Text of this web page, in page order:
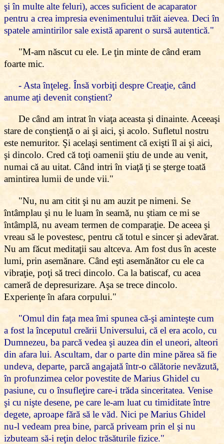
şi în multe alte feluri), acces suficient de acaparator
pentru a crea impresia evenimentului trăit aievea. Deci în
spatele amintirilor sale există aparent o sursă autentică."
"M-am născut cu ele. Le ţin minte de când eram
foarte mic.
- Asta înţeleg. Însă vorbiţi despre Creaţie, când
anume aţi devenit conştient?
De când am intrat în viaţa aceasta şi dinainte. Aceeaşi
stare de conştienţă o ai şi aici, şi acolo. Sufletul nostru
este nemuritor. Şi acelaşi sentiment că exişti îl ai şi aici,
şi dincolo. Cred că toţi oamenii ştiu de unde au venit,
numai că au uitat. Când intri în viaţă ţi se şterge toată
amintirea lumii de unde vii."
"Nu, nu am citit şi nu am auzit pe nimeni. Se
întâmplau şi nu le luam în seamă, nu ştiam ce mi se
întâmplă, nu aveam termen de comparaţie. De aceea şi
vreau să le povestesc, pentru că totul e sincer şi adevărat.
Nu am făcut meditaţii sau altceva. Am fost dus în aceste
lumi, prin asemănare. Când eşti asemănător cu ele ca
vibraţie, poţi să treci dincolo. Ca la batiscaf, cu acea
cameră de depresurizare. Aşa se trece dincolo.
Experienţe în afara corpului."
"Omul din faţa mea îmi spunea că-şi aminteşte cum
a fost la începutul creării Universului, că el era acolo, cu
Dumnezeu, ba parcă vedea şi auzea din el uneori, alteori
din afara lui. Ascultam, dar o parte din mine părea să fie
undeva, departe, parcă angajată într-o călătorie nevăzută,
în profunzimea celor povestite de Marius Ghidel cu
pasiune, cu o însufleţire care-i trăda sinceritatea. Venise
şi cu nişte desene, pe care le-am luat cu timiditate între
degete, aproape fără să le văd. Nici pe Marius Ghidel
nu-l vedeam prea bine, parcă priveam prin el şi nu
izbuteam să-i reţin deloc trăsăturile fizice."